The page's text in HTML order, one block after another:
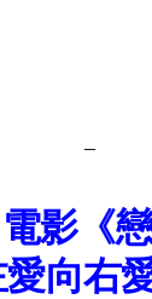
–
影《
向右愛